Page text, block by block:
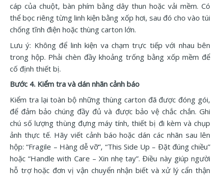
cáp của chuột, bàn phím bằng dây thun hoặc vải mềm. Có
thể bọc riêng từng linh kiện bằng xốp hơi, sau đó cho vào túi
chống tĩnh điện hoặc thùng carton lớn.
Lưu ý: Không để linh kiện va chạm trực tiếp với nhau bên
trong hộp. Phải chèn đầy khoảng trống bằng xốp mềm để
cố định thiết bị.
Bước 4. Kiểm tra và dán nhãn cảnh báo
Kiểm tra lại toàn bộ những thùng carton đã được đóng gói,
để đảm bảo chúng đầy đủ và được bảo vệ chắc chắn. Ghi
chú số lượng thùng đựng máy tính, thiết bị đi kèm và chụp
ảnh thực tế. Hãy viết cảnh báo hoặc dán các nhãn sau lên
hộp: “Fragile – Hàng dễ vỡ”, “This Side Up – Đặt đúng chiều”
hoặc “Handle with Care – Xin nhẹ tay”. Điều này giúp người
hỗ trợ hoặc đơn vị vận chuyển nhận biết và xử lý cẩn thận